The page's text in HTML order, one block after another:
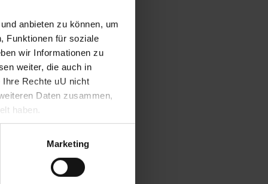
anbieten zu können, um
Funktionen für soziale
wir Informationen zu
weiter, die auch in
Ihre Rechte uU nicht
Daten zusammen,
haben.
Marketing